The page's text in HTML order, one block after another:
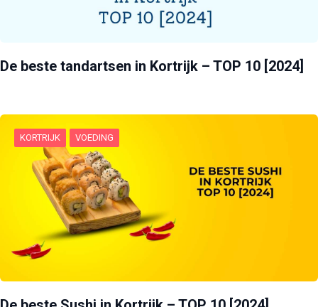
De beste tandartsen in Kortrijk – TOP 10 [2024]
KORTRIJK VOEDING